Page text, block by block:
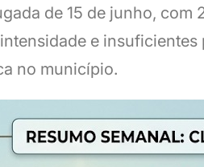
de 15 de junho, com
e
no município.